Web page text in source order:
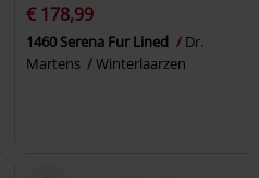
€ 178,99
1460 Serena Fur Lined
Dr.
Martens
Winterlaarzen